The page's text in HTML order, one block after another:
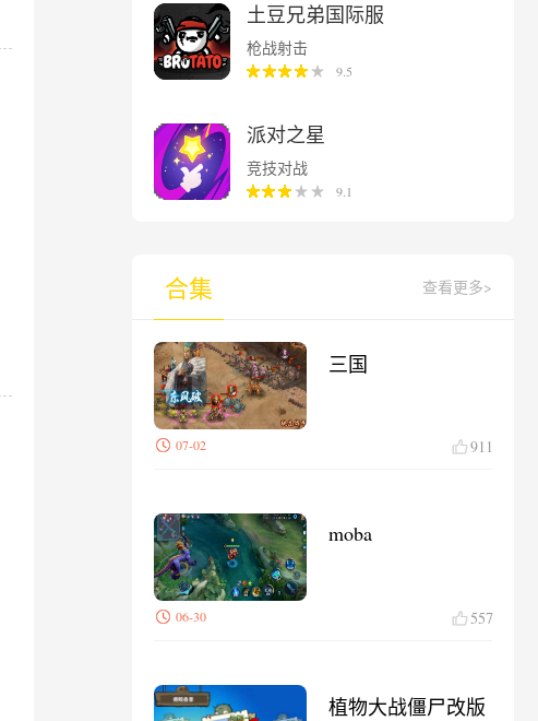
土豆兄弟国际服
枪战射击
9.5
派对之星
竞技对战
9.1
合集 查看更多>
三国
07-02 911
moba
06-30 557
植物大战僵尸改版